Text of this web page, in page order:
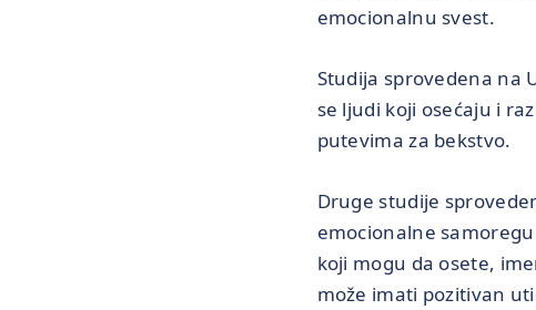
emocionalnu svest.
Studija sprovedena na
se ljudi koji osećaju i
putevima za bekstvo.
Druge studije
emocionalne
koji mogu da osete,
može imati pozitivan